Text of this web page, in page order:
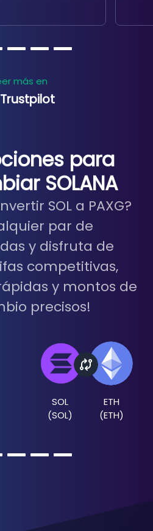
más en
Trustpilot
para
SOLANA
SOL a PAXG?
par de
y disfruta de
competitivas,
y montos de
precisos!
SOL
(SOL)
ETH
(ETH)